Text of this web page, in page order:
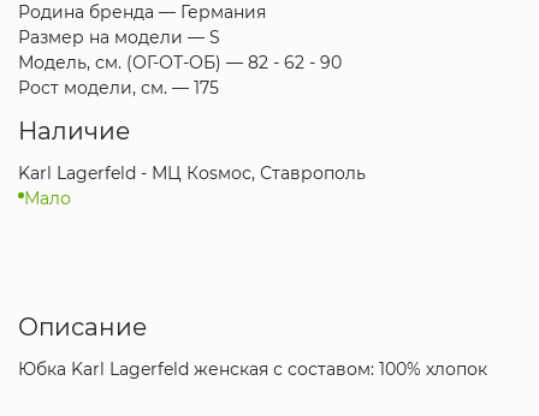
Родина бренда — Германия
Размер на модели — S
Модель, см. (ОГ-ОТ-ОБ) — 82 - 62 - 90
Рост модели, см. — 175
Наличие
Karl Lagerfeld - МЦ Коsмос, Ставрополь
Мало
Описание
Юбка Karl Lagerfeld женская с составом: 100% хлопок